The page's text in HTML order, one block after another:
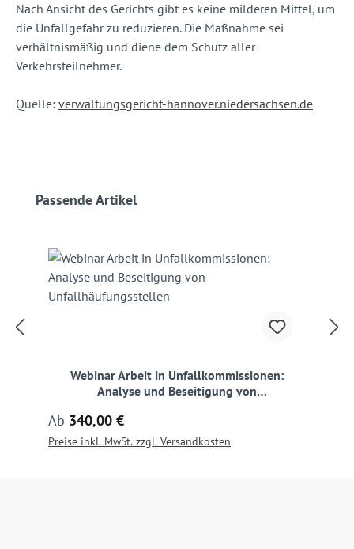
Nach Ansicht des Gerichts gibt es keine milderen Mittel, um
die Unfallgefahr zu reduzieren. Die Maßnahme sei
verhältnismäßig und diene dem Schutz aller
Verkehrsteilnehmer.
Quelle: verwaltungsgericht-hannover.niedersachsen.de
Produktgalerie überspringen
Passende Artikel
Webinar Arbeit in Unfallkommissionen:
Analyse und Beseitigung von
Regulärer Preis:
Ab 340,00 €
Preise inkl. MwSt. zzgl. Versandkosten